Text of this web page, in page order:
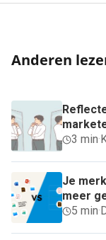
Anderen
3 min·
Je
meer
5 min·